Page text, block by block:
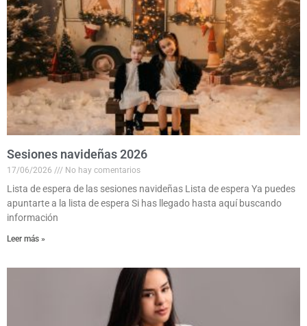
Sesiones navideñas 2026
17/06/2026 No hay comentarios
Lista de espera de las sesiones navideñas Lista de espera Ya puedes
apuntarte a la lista de espera Si has llegado hasta aquí buscando
información
Leer más »